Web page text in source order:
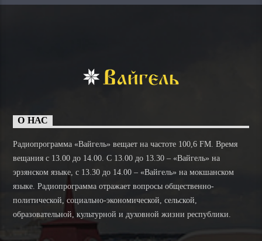
О НАС
Радиопрограмма «Вайгель» вещает на частоте 100,6 FM. Время
вещания с 13.00 до 14.00. C 13.00 до 13.30 – «Вайгель» на
эрзянском языке, с 13.30 до 14.00 – «Вайгель» на мокшанском
языке. Радиопрограмма отражает вопросы общественно-
политической, социально-экономической, сельской,
образовательной, культурной и духовной жизни республики.